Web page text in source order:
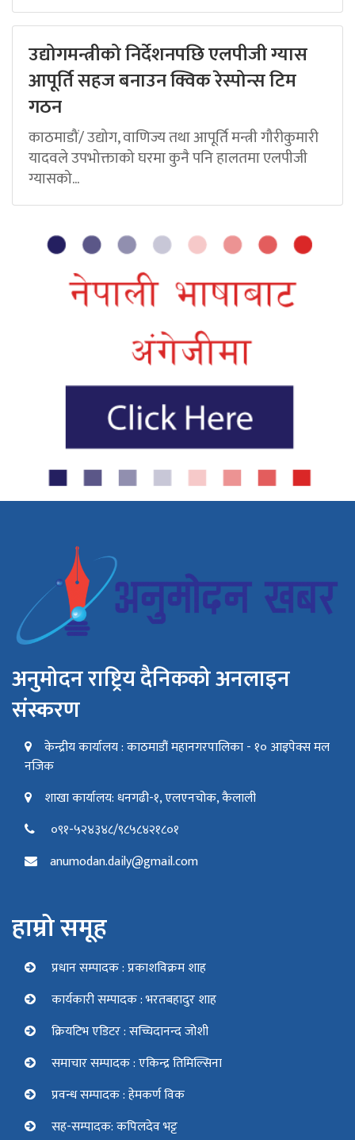
उद्योगमन्त्रीको निर्देशनपछि एलपीजी ग्यास
आपूर्ति सहज बनाउन क्विक रेस्पोन्स टिम
गठन
काठमाडौं/ उद्योग, वाणिज्य तथा आपूर्ति मन्त्री गौरीकुमारी
यादवले उपभोक्ताको घरमा कुनै पनि हालतमा एलपीजी
ग्यासको...
अनुमोदन राष्ट्रिय दैनिकको अनलाइन
संस्करण
केन्द्रीय कार्यालय : काठमाडौं महानगरपालिका - १० आइपेक्स मल
नजिक
शाखा कार्यालय: धनगढी-१, एलएनचोक, कैलाली
०९१-५२४३४८/९८५८४२१८०१
anumodan.daily@gmail.com
हाम्रो समूह
प्रधान सम्पादक : प्रकाशविक्रम शाह
कार्यकारी सम्पादक : भरतबहादुर शाह
क्रियटिभ एडिटर : सच्चिदानन्द जोशी
समाचार सम्पादक : एकिन्द्र तिमिल्सिना
प्रवन्ध सम्पादक : हेमकर्ण विक
सह-सम्पादक: कपिलदेव भट्ट